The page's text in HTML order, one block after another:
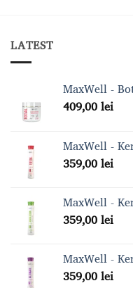
LATEST
MaxWell -
409,00lei
MaxWell -
359,00lei
MaxWell -
359,00lei
MaxWell -
359,00lei